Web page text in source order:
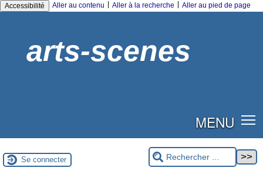
Accessibilité Aller au contenu Aller à la recherche Aller au pied de page
arts-scenes
MENU
Se connecter